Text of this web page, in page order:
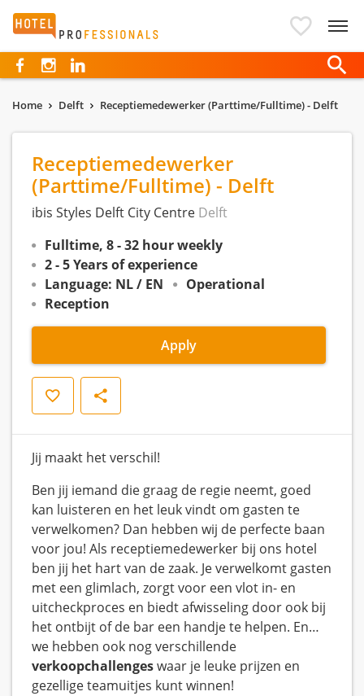
Hotelprofessionals
Home Delft Receptiemedewerker (Parttime/Fulltime) - Delft
Receptiemedewerker
(Parttime/Fulltime) - Delft
ibis Styles Delft City Centre Delft
Fulltime, 8 - 32 hour weekly
2 - 5 Years of experience
Language: NL / EN
Operational
Reception
Apply
Save Share
Jij maakt het verschil!
Ben jij iemand die graag de regie neemt, goed
kan luisteren en het leuk vindt om gasten te
verwelkomen? Dan hebben wij de perfecte baan
voor jou! Als receptiemedewerker bij ons hotel
ben jij het hart van de zaak. Je verwelkomt gasten
met een glimlach, zorgt voor een vlot in- en
uitcheckproces en biedt afwisseling door ook bij
het ontbijt of de bar een handje te helpen. En…
we hebben ook nog verschillende
verkoopchallengeswaar je leuke prijzen en
gezellige teamuitjes kunt winnen!